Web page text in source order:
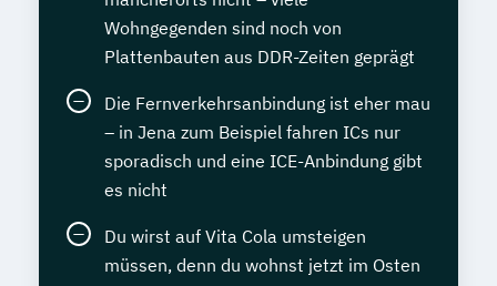
Wohngegenden sind noch von
Plattenbauten aus DDR-Zeiten geprägt
Die Fernverkehrsanbindung ist eher mau
– in Jena zum Beispiel fahren ICs nur
sporadisch und eine ICE-Anbindung gibt
es nicht
Du wirst auf Vita Cola umsteigen
müssen, denn du wohnst jetzt im Osten